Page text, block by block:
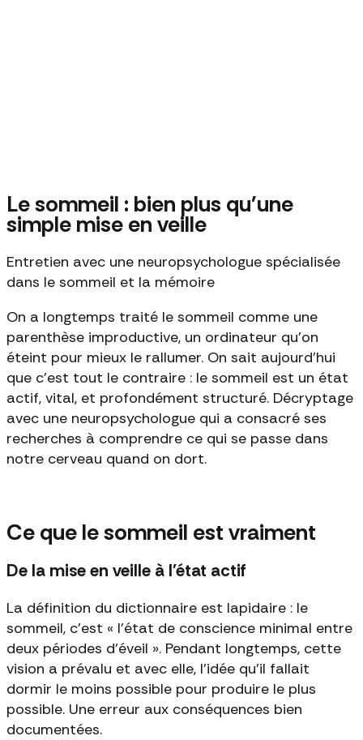
Le sommeil : bien plus qu'une
simple mise en veille
Entretien avec une neuropsychologue spécialisée
dans le sommeil et la mémoire
On a longtemps traité le sommeil comme une
parenthèse improductive, un ordinateur qu'on
éteint pour mieux le rallumer. On sait aujourd'hui
que c'est tout le contraire : le sommeil est un état
actif, vital, et profondément structuré. Décryptage
avec une neuropsychologue qui a consacré ses
recherches à comprendre ce qui se passe dans
notre cerveau quand on dort.
Ce que le sommeil est vraiment
De la mise en veille à l'état actif
La définition du dictionnaire est lapidaire : le
sommeil, c'est « l'état de conscience minimal entre
deux périodes d'éveil ». Pendant longtemps, cette
vision a prévalu et avec elle, l'idée qu'il fallait
dormir le moins possible pour produire le plus
possible. Une erreur aux conséquences bien
documentées.